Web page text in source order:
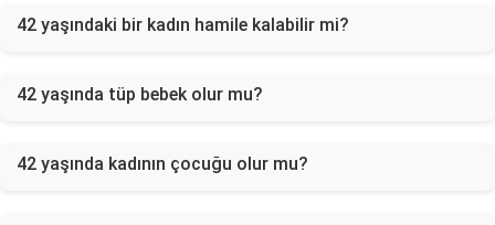
42 yaşındaki bir kadın hamile kalabilir mi?
42 yaşında tüp bebek olur mu?
42 yaşında kadının çocuğu olur mu?